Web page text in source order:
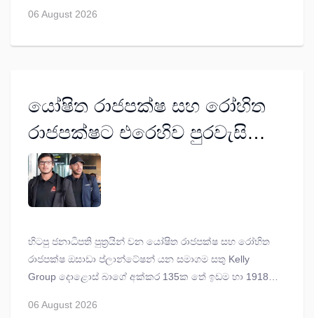
අපරාධයක් හේතුවෙන් ද යන්න විමර්ශන කර අධිකරණයට
06 August 2026
යෝෂිත රාජපක්ෂ සහ රෝහිත
රාජපක්ෂට එරෙහිව පුරවැසි
බලය අල්ලස් කොමිසමට
හිටපු ජනාධිපති පුත්‍රයින් වන යෝෂිත රාජපක්ෂ සහ රෝහිත
රාජපක්ෂ ඔසාඩා ප්ලාන්ටේෂන් යන සමාගම සතු Kelly
Group දොළොස් බාගේ අක්කර 135ක තේ ඉඩම හා 1918
අයථා ලෙස අත්පත් කරගෙන ඇති බැවින් විමර්ශනයක් කරන
06 August 2026